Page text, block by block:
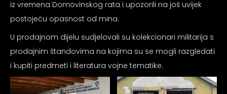
iz vremena Domovinskog rata i upozorili na još uvijek
postojeću opasnost od mina.
U prodajnom dijelu sudjelovali su kolekcionari militarija s
prodajnim štandovima na kojima su se mogli razgledati
i kupiti predmeti i literatura vojne tematike.